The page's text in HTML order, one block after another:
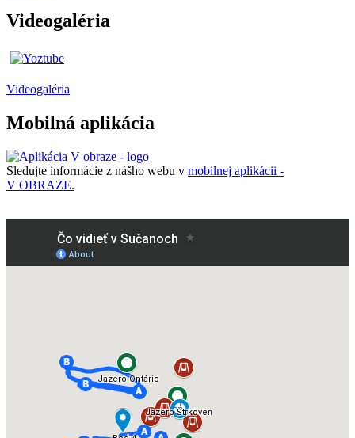
Videogaléria
Videogaléria
Mobilná aplikácia
Sledujte informácie z nášho webu v mobilnej aplikácii -
V OBRAZE.